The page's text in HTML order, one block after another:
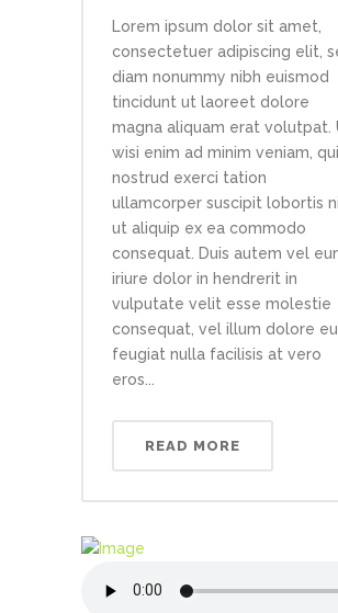
Lorem ipsum dolor sit amet,
consectetuer adipiscing elit,
diam nonummy nibh euismod
tincidunt ut laoreet dolore
magna aliquam erat volutpat.
wisi enim ad minim veniam,
nostrud exerci tation
ullamcorper suscipit lobortis
ut aliquip ex ea commodo
consequat. Duis autem vel
iriure dolor in hendrerit in
vulputate velit esse molestie
consequat, vel illum dolore eu
feugiat nulla facilisis at vero
eros...
READ MORE